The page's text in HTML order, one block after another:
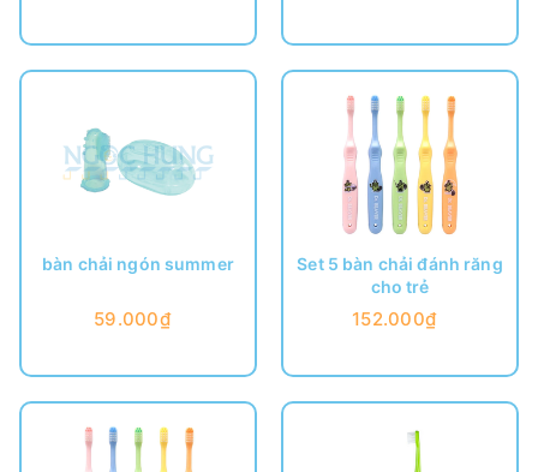
bàn chải ngón summer
59.000₫
Set 5 bàn chải đánh răng
cho trẻ
152.000₫